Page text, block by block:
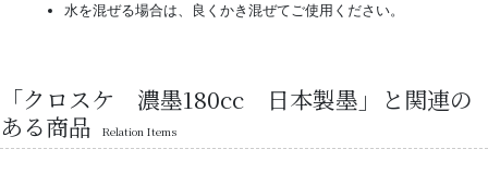
水を混ぜる場合は、良くかき混ぜてご使用ください。
「クロスケ 濃墨180cc 日本製墨」と関連の
ある商品
Relation Items